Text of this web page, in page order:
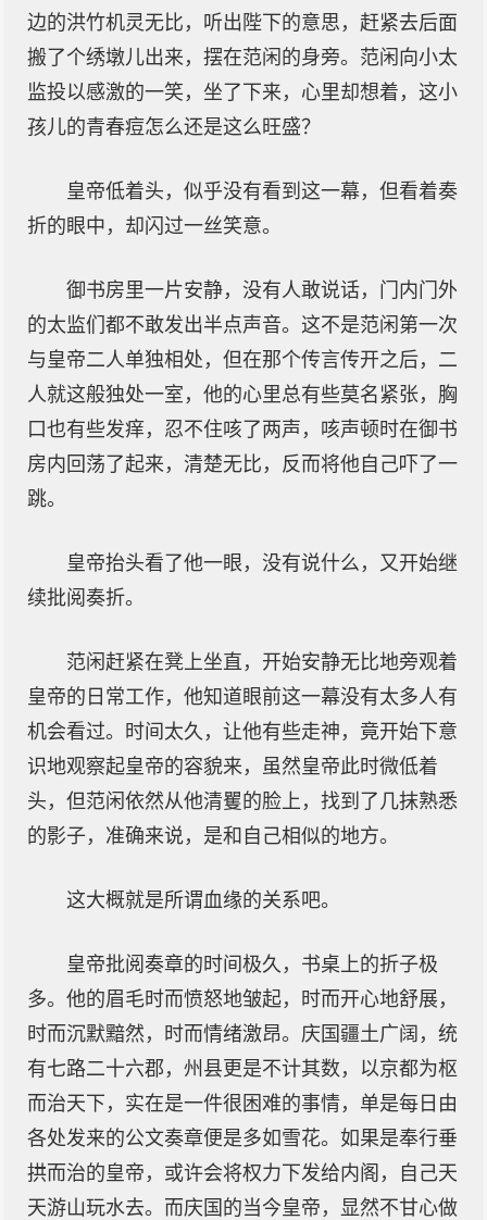
边的洪竹机灵无比，听出陛下的意思，赶紧去后面
搬了个绣墩儿出来，摆在范闲的身旁。范闲向小太
监投以感激的一笑，坐了下来，心里却想着，这小
孩儿的青春痘怎么还是这么旺盛？
皇帝低着头，似乎没有看到这一幕，但看着奏
折的眼中，却闪过一丝笑意。
御书房里一片安静，没有人敢说话，门内门外
的太监们都不敢发出半点声音。这不是范闲第一次
与皇帝二人单独相处，但在那个传言传开之后，二
人就这般独处一室，他的心里总有些莫名紧张，胸
口也有些发痒，忍不住咳了两声，咳声顿时在御书
房内回荡了起来，清楚无比，反而将他自己吓了一
跳。
皇帝抬头看了他一眼，没有说什么，又开始继
续批阅奏折。
范闲赶紧在凳上坐直，开始安静无比地旁观着
皇帝的日常工作，他知道眼前这一幕没有太多人有
机会看过。时间太久，让他有些走神，竟开始下意
识地观察起皇帝的容貌来，虽然皇帝此时微低着
头，但范闲依然从他清矍的脸上，找到了几抹熟悉
的影子，准确来说，是和自己相似的地方。
这大概就是所谓血缘的关系吧。
皇帝批阅奏章的时间极久，书桌上的折子极
多。他的眉毛时而愤怒地皱起，时而开心地舒展，
时而沉默黯然，时而情绪激昂。庆国疆土广阔，统
有七路二十六郡，州县更是不计其数，以京都为枢
而治天下，实在是一件很困难的事情，单是每日由
各处发来的公文奏章便是多如雪花。如果是奉行垂
拱而治的皇帝，或许会将权力下发给内阁，自己天
天游山玩水去。而庆国的当今皇帝，显然不甘心做